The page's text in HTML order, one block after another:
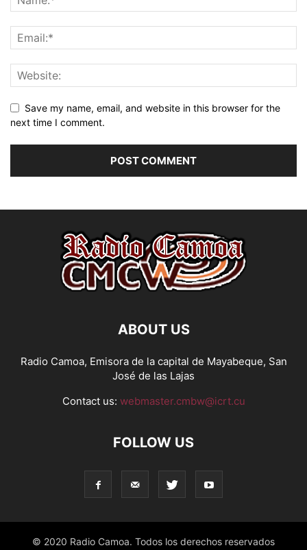
Save my name, email, and website in this browser for the
next time I comment.
ABOUT US
Radio Camoa, Emisora de la capital de Mayabeque, San
José de las Lajas
Contact us: webmaster.cmbw@icrt.cu
FOLLOW US
© 2020 Radio Camoa. Todos los derechos reservados